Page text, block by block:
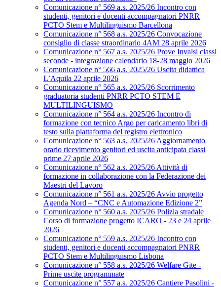
Comunicazione n° 569 a.s. 2025/26 Incontro con
studenti, genitori e docenti accompagnatori PNRR
PCTO Stem e Multilinguismo Barcellona
Comunicazione n° 568 a.s. 2025/26 Convocazione
consiglio di classe straordinario 4AM 28 aprile 2026
Comunicazione n° 567 a.s. 2025/26 Prove Invalsi classi
seconde - integrazione calendario 18-28 maggio 2026
Comunicazione n° 566 a.s. 2025/26 Uscita didattica
L’Aquila 22 aprile 2026
Comunicazione n° 565 a.s. 2025/26 Scorrimento
graduatoria studenti PNRR PCTO STEM E
MULTILINGUISMO
Comunicazione n° 564 a.s. 2025/26 Incontro di
formazione con tecnico Argo per caricamento libri di
testo sulla piattaforma del registro elettronico
Comunicazione n° 563 a.s. 2025/26 Aggiornamento
orario ricevimento genitori ed uscita anticipata classi
prime 27 aprile 2026
Comunicazione n° 562 a.s. 2025/26 Attività di
formazione in collaborazione con la Federazione dei
Maestri del Lavoro
Comunicazione n° 561 a.s. 2025/26 Avvio progetto
Agenda Nord – “CNC e Automazione Edizione 2”
Comunicazione n° 560 a.s. 2025/26 Polizia stradale
Corso di formazione progetto ICARO - 23 e 24 aprile
2026
Comunicazione n° 559 a.s. 2025/26 Incontro con
studenti, genitori e docenti accompagnatori PNRR
PCTO Stem e Multilinguismo Lisbona
Comunicazione n° 558 a.s. 2025/26 Welfare Gite -
Prime uscite programmate
Comunicazione n° 557 a.s. 2025/26 Cantiere Pasolini -